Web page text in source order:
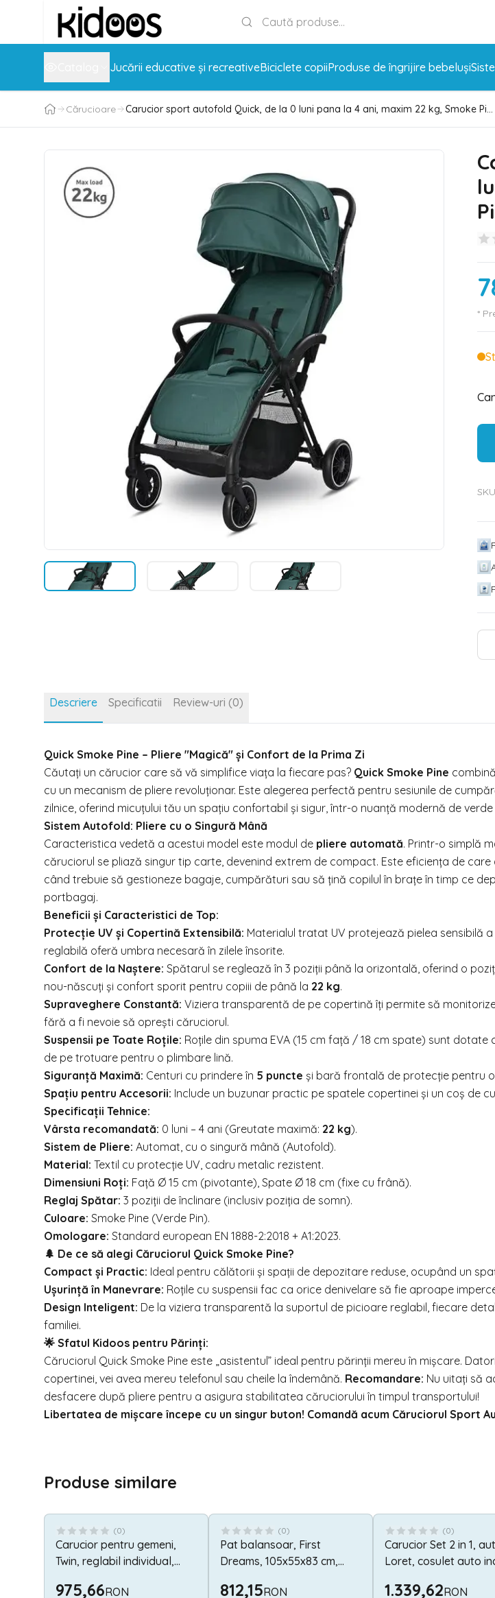
Jucării educative și recreativeBiciclete copiiProduse de îngrijire bebeluși
Cărucioare Carucior sport autofold Quick, de la 0 luni pana la 4 ani, maxim 22 kg, Smoke Pi...
*
Descriere Specificatii Review-uri (0)
Quick Smoke Pine – Pliere "Magică" și Confort de la Prima Zi
Căutați un cărucior care să vă simplifice viața la fiecare pas? Quick Smoke Pine
cu un mecanism de pliere revoluționar. Este alegerea perfectă pentru sesiunile de
zilnice, oferind micuțului tău un spațiu confortabil și sigur, într-o nuanță modernă de
Sistem Autofold: Pliere cu o Singură Mână
Caracteristica vedetă a acestui model este modul de pliere automată. Printr-o simplă
căruciorul se pliază singur tip carte, devenind extrem de compact. Este eficiența de
când trebuie să gestioneze bagaje, cumpărături sau să țină copilul în brațe în timp ce
portbagaj.
Beneficii și Caracteristici de Top:
Protecție UV și Copertină Extensibilă: Materialul tratat UV protejează pielea sensibilă
reglabilă oferă umbra necesară în zilele însorite.
Confort de la Naștere: Spătarul se reglează în 3 poziții până la orizontală, oferind o
nou-născuți și confort sporit pentru copiii de până la 22 kg.
Supraveghere Constantă: Viziera transparentă de pe copertină îți permite să
fără a fi nevoie să oprești căruciorul.
Suspensii pe Toate Roțile: Roțile din spuma EVA (15 cm față / 18 cm spate) sunt dotate
de pe trotuare pentru o plimbare lină.
Siguranță Maximă: Centuri cu prindere în 5 puncte și bară frontală de protecție pentru
Spațiu pentru Accesorii: Include un buzunar practic pe spatele copertinei și un coș de
Specificații Tehnice:
Vârsta recomandată: 0 luni – 4 ani (Greutate maximă: 22 kg).
Sistem de Pliere: Automat, cu o singură mână (Autofold).
Material: Textil cu protecție UV, cadru metalic rezistent.
Dimensiuni Roți: Față Ø 15 cm (pivotante), Spate Ø 18 cm (fixe cu frână).
Reglaj Spătar: 3 poziții de înclinare (inclusiv poziția de somn).
Culoare: Smoke Pine (Verde Pin).
Omologare: Standard european EN 1888-2:2018 + A1:2023.
🌲 De ce să alegi Căruciorul Quick Smoke Pine?
Compact și Practic: Ideal pentru călătorii și spații de depozitare reduse, ocupând un
Ușurință în Manevrare: Roțile cu suspensii fac ca orice denivelare să fie aproape
Design Inteligent: De la viziera transparentă la suportul de picioare reglabil, fiecare
familiei.
🌟 Sfatul Kidoos pentru Părinți:
Căruciorul Quick Smoke Pine este „asistentul” ideal pentru părinții mereu în mișcare.
copertinei, vei avea mereu telefonul sau cheile la îndemână. Recomandare: Nu uitați să
desfacere după pliere pentru a asigura stabilitatea căruciorului în timpul transportului!
Libertatea de mișcare începe cu un singur buton! Comandă acum Căruciorul Sport
Produse similare
(0)
Carucior pentru gemeni,
Twin, reglabil individual,
geanta pentru mama
975,66RON
(0)
Pat balansoar, First
Dreams, 105x55x83 cm,
Blue
812,15RON
(0)
Carucior Set 2 in 1,
Loret, cosulet auto
1.339,62RON